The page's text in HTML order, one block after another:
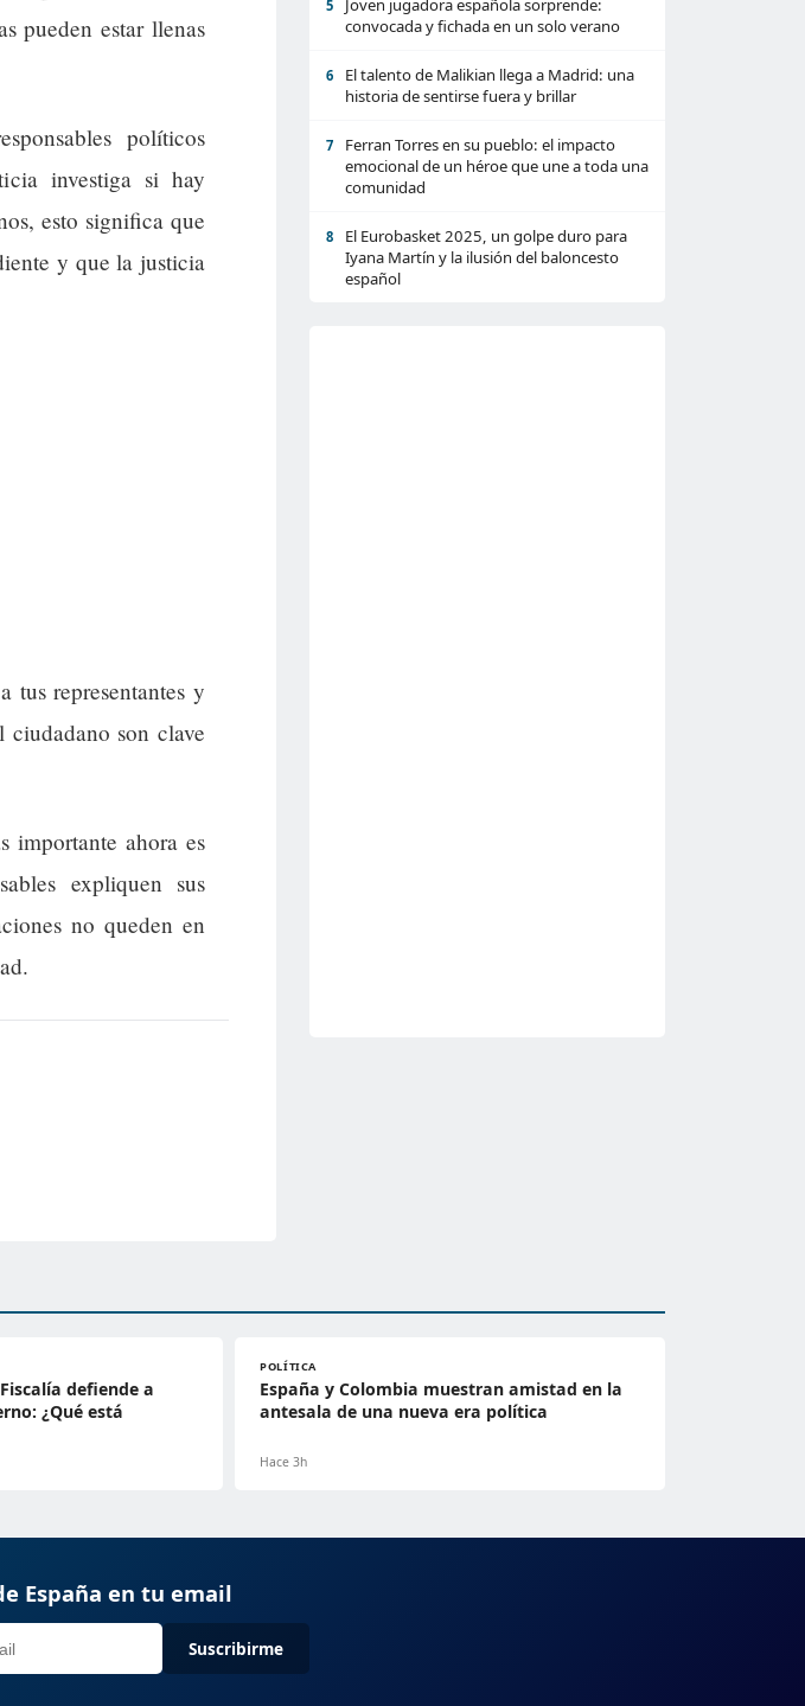
pueden estar llenas
políticos
investiga si hay
esto significa que
y que la justicia
tus representantes y
son clave
importante ahora es
expliquen sus
no queden en
5
Joven jugadora española sorprende:
convocada y fichada en un solo verano
6
El talento de Malikian llega a Madrid: una
historia de sentirse fuera y brillar
7
Ferran Torres en su pueblo: el impacto
emocional de un héroe que une a toda una
comunidad
8
El Eurobasket 2025, un golpe duro para
Iyana Martín y la ilusión del baloncesto
español
defiende a
¿Qué está
POLÍTICA
España y Colombia muestran amistad en la
antesala de una nueva era política
Hace 3h
España en tu email
Suscribirme